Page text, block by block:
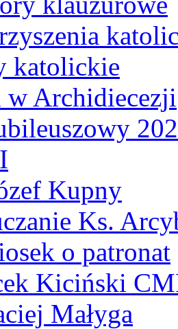
katolickie
w Archidiecezji
Kupny
Ks.
o patronat
Kiciński
Małyga